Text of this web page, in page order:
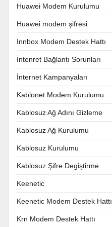
Huawei Modem Kurulumu
Huawei modem şifresi
Innbox Modem Destek Hattı
İntenret Bağlantı Sorunları
İnternet Kampanyaları
Kablonet Modem Kurulumu
Kablosuz Ağ Adını Gizleme
Kablosuz Ağ Kurulumu
Kablosuz Kurulumu
Kablosuz Şifre Degiştirme
Keenetic
Keenetic Modem Destek Hattı
Krn Modem Destek Hattı